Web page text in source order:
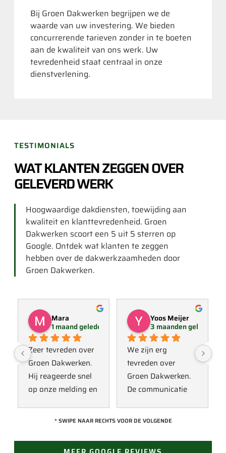
Bij Groen Dakwerken begrijpen we de
waarde van uw investering. We bieden
concurrerende tarieven zonder in te boeten
aan de kwaliteit van ons werk. Uw
tevredenheid staat centraal in onze
dienstverlening.
TESTIMONIALS
WAT KLANTEN ZEGGEN OVER
GELEVERD WERK
Hoogwaardige dakdiensten, toewijding aan
kwaliteit en klanttevredenheid. Groen
Dakwerken scoort een 5 uit 5 sterren op
Google. Ontdek wat klanten te zeggen
hebben over de dakwerkzaamheden door
Groen Dakwerken.
Mara
1 maand geleden
Zeer tevreden over
Groen Dakwerken.
Hij reageerde snel
op onze melding en
een collega kijken
Omdat een
Yoos Meijer
3 maanden geleden
We zijn erg
tevreden over
Groen Dakwerken.
De communicatie
met Jan, hij heeft
vak en werkt snel &
* SWIPE NAAR RECHTS VOOR DE VOLGENDE